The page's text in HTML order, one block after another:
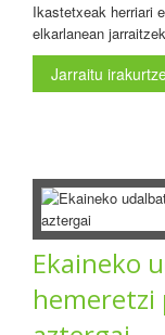
Ikastetxeak herriari
elkarlanean
Jarraitu
Ekaineko
hemeretzi